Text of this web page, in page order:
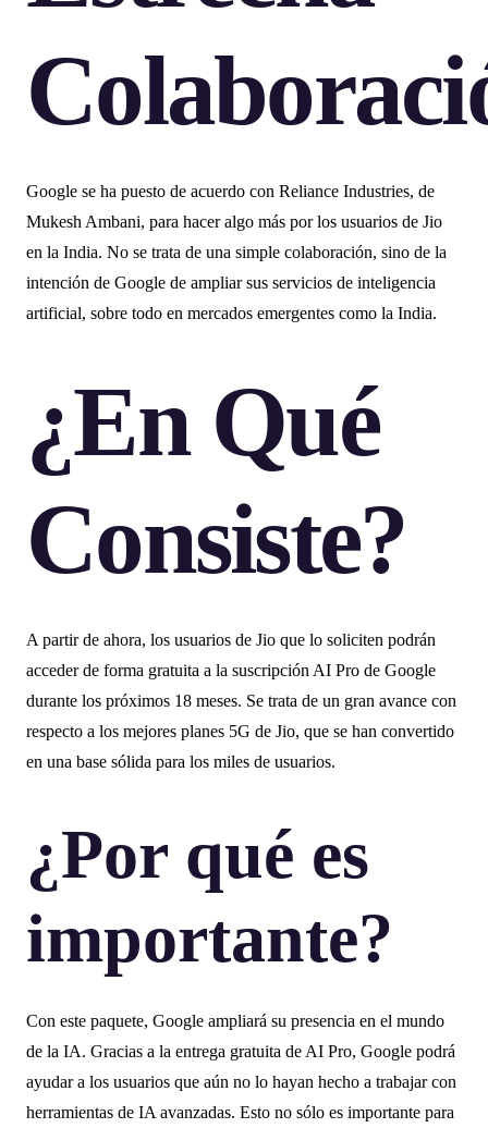
Google se ha puesto de acuerdo con Reliance Industries, de
Mukesh Ambani, para hacer algo más por los usuarios de Jio
en la India. No se trata de una simple colaboración, sino de la
intención de Google de ampliar sus servicios de inteligencia
artificial, sobre todo en mercados emergentes como la India.
¿En Qué
Consiste?
A partir de ahora, los usuarios de Jio que lo soliciten podrán
acceder de forma gratuita a la suscripción AI Pro de Google
durante los próximos 18 meses. Se trata de un gran avance con
respecto a los mejores planes 5G de Jio, que se han convertido
en una base sólida para los miles de usuarios.
¿Por qué es
importante?
Con este paquete, Google ampliará su presencia en el mundo
de la IA. Gracias a la entrega gratuita de AI Pro, Google podrá
ayudar a los usuarios que aún no lo hayan hecho a trabajar con
herramientas de IA avanzadas. Esto no sólo es importante para